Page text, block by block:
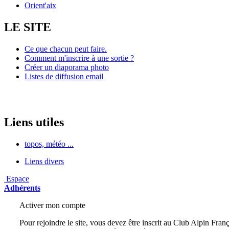
Orient'aix
LE SITE
Ce que chacun peut faire.
Comment m'inscrire à une sortie ?
Créer un diaporama photo
Listes de diffusion email
Liens utiles
topos, météo ...
Liens divers
Espace
Adhérents
Activer mon compte
Pour rejoindre le site, vous devez être inscrit au Club Alpin